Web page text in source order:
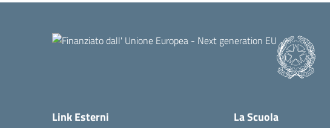
Link Esterni La Scuola